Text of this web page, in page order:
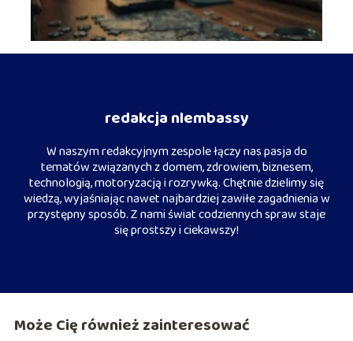
redakcja nlembassy
W naszym redakcyjnym zespole łączy nas pasja do
tematów związanych z domem, zdrowiem, biznesem,
technologią, motoryzacją i rozrywką. Chętnie dzielimy się
wiedzą, wyjaśniając nawet najbardziej zawiłe zagadnienia w
przystępny sposób. Z nami świat codziennych spraw staje
się prostszy i ciekawszy!
Może Cię również zainteresować